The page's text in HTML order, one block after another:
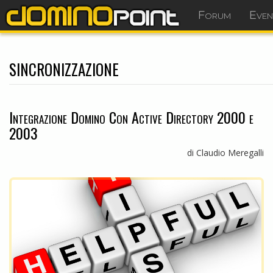
Forum
sincronizzazione
Integrazione Domino Con Active Directory 2000 e
2003
di Claudio Meregalli